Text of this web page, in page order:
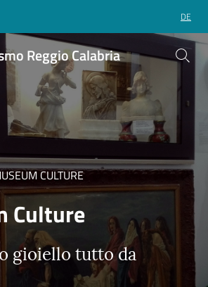
DE
Reggio Calabria
CULTURE
Culture
gioiello tutto da